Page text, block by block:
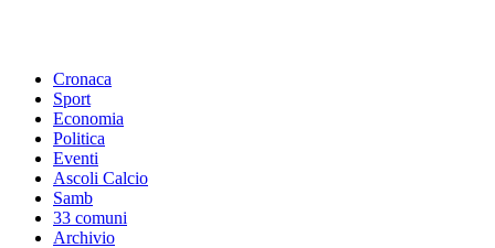
Cronaca
Sport
Economia
Politica
Eventi
Ascoli Calcio
Samb
33 comuni
Archivio